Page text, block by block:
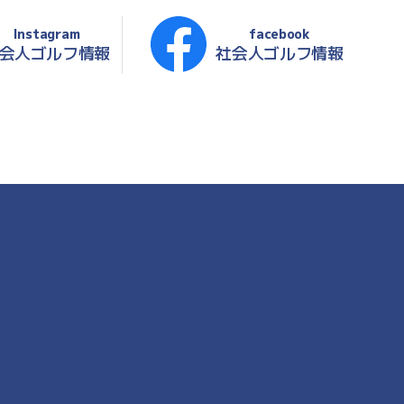
Instagram
人ゴルフ情報
facebook
社会人ゴルフ情報